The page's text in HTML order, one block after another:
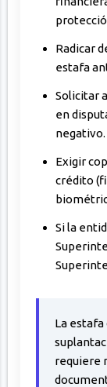
Radicar
estafa
Solicitar
en
negativo.
Exigir
crédito
Si la
La
requiere